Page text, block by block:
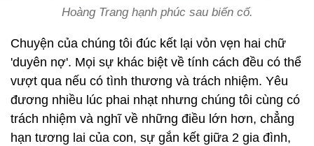
Hoàng Trang hạnh phúc sau biến cố.
Chuyện của chúng tôi đúc kết lại vỏn vẹn hai chữ
'duyên nợ'. Mọi sự khác biệt về tính cách đều có thể
vượt qua nếu có tình thương và trách nhiệm. Yêu
đương nhiều lúc phai nhạt nhưng chúng tôi cùng có
trách nhiệm và nghĩ về những điều lớn hơn, chẳng
hạn tương lai của con, sự gắn kết giữa 2 gia đình,